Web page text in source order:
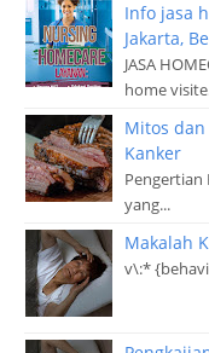
Info jasa
Jakarta,
JASA
home
Mitos dan
Kanker
yang...
Makalah
v\:*